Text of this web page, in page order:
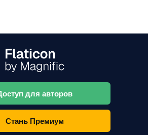
для авторов
Стань Премиум